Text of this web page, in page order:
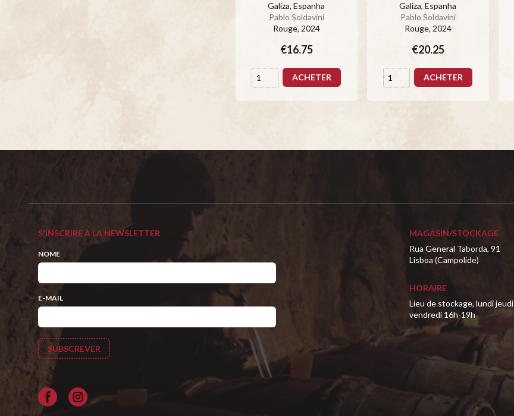
Galiza, Espanha
Pablo Soldavini
Rouge, 2024
€16.75
ACHETER
Galiza, Espanha
Pablo Soldavini
Rouge, 2024
€20.25
ACHETER
S'INSCRIRE À LA NEWSLETTER
NOME
E-MAIL
Facebook
MAGASIN/STOCKAGE
Rua General Taborda, 91
Lisboa (Campolide)
HORAIRE
Lieu de stockage, lundi jeudi
vendredi 16h-19h